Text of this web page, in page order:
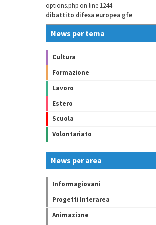
options.php on line 1244
dibattito difesa europea gfe
News per tema
Cultura
Formazione
Lavoro
Estero
Scuola
Volontariato
News per area
Informagiovani
Progetti Interarea
Animazione